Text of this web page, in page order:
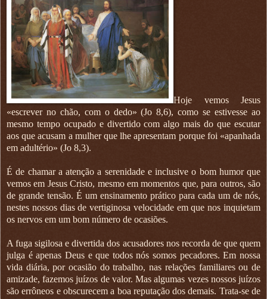
Hoje vemos Jesus
«escrever no chão, com o dedo» (Jo 8,6), como se estivesse ao
mesmo tempo ocupado e divertido com algo mais do que escutar
aos que acusam a mulher que lhe apresentam porque foi «apanhada
em adultério» (Jo 8,3).
É de chamar a atenção a serenidade e inclusive o bom humor que
vemos em Jesus Cristo, mesmo em momentos que, para outros, são
de grande tensão. É um ensinamento prático para cada um de nós,
nestes nossos dias de vertiginosa velocidade em que nos inquietam
os nervos em um bom número de ocasiões.
A fuga sigilosa e divertida dos acusadores nos recorda de que quem
julga é apenas Deus e que todos nós somos pecadores. Em nossa
vida diária, por ocasião do trabalho, nas relações familiares ou de
amizade, fazemos juízos de valor. Mas algumas vezes nossos juízos
são errôneos e obscurecem a boa reputação dos demais. Trata-se de